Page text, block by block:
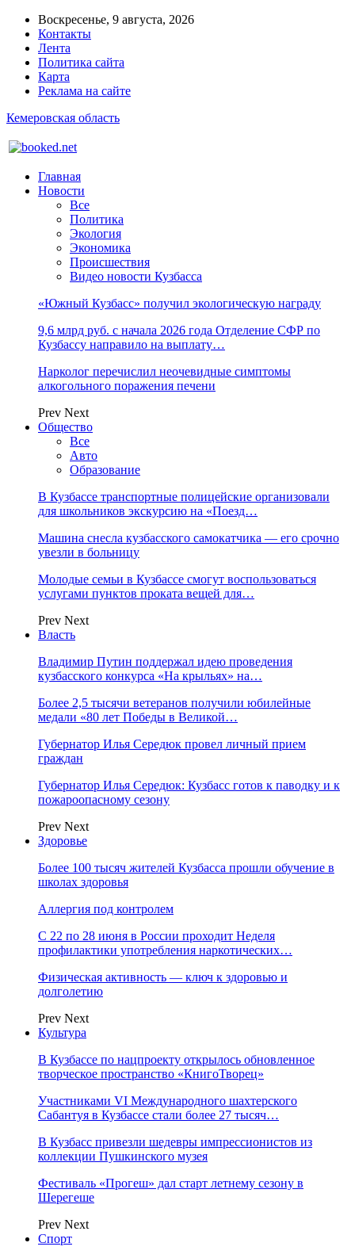
Воскресенье, 9 августа, 2026
Контакты
Лента
Политика сайта
Карта
Реклама на сайте
Кемеровская область
Главная
Новости
Все
Политика
Экология
Экономика
Происшествия
Видео новости Кузбасса
«Южный Кузбасс» получил экологическую награду
9,6 млрд руб. с начала 2026 года Отделение СФР по
Кузбассу направило на выплату…
Нарколог перечислил неочевидные симптомы
алкогольного поражения печени
Prev Next
Общество
Все
Авто
Образование
В Кузбассе транспортные полицейские организовали
для школьников экскурсию на «Поезд…
Машина снесла кузбасского самокатчика — его срочно
увезли в больницу
Молодые семьи в Кузбассе смогут воспользоваться
услугами пунктов проката вещей для…
Prev Next
Власть
Владимир Путин поддержал идею проведения
кузбасского конкурса «На крыльях» на…
Более 2,5 тысячи ветеранов получили юбилейные
медали «80 лет Победы в Великой…
Губернатор Илья Середюк провел личный прием
граждан
Губернатор Илья Середюк: Кузбасс готов к паводку и к
пожароопасному сезону
Prev Next
Здоровье
Более 100 тысяч жителей Кузбасса прошли обучение в
школах здоровья
Аллергия под контролем
С 22 по 28 июня в России проходит Неделя
профилактики употребления наркотических…
Физическая активность — ключ к здоровью и
долголетию
Prev Next
Культура
В Кузбассе по нацпроекту открылось обновленное
творческое пространство «КнигоТворец»
Участниками VI Международного шахтерского
Сабантуя в Кузбассе стали более 27 тысяч…
В Кузбасс привезли шедевры импрессионистов из
коллекции Пушкинского музея
Фестиваль «Прогеш» дал старт летнему сезону в
Шерегеше
Prev Next
Спорт